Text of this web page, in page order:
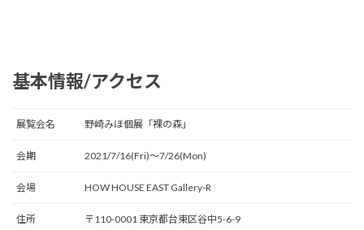
基本情報/アクセス
展覧会名 野崎みほ個展「裸の森」
会期 2021/7/16(Fri)〜7/26(Mon)
会場 HOW HOUSE EAST Gallery-R
住所 〒110-0001 東京都台東区谷中5-6-9